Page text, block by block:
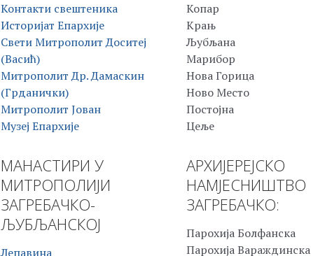
Контакти свештеника
Историјат Епархије
Свети Митрополит Доситеј
(Васић)
Митрополит Др. Дамаскин
(Грданички)
Митрополит Јован
Музеј Епархије
МАНАСТИРИ У
МИТРОПОЛИЈИ
ЗАГРЕБАЧКО-
ЉУБЉАНСКОЈ
Лепавина
Копар
Крањ
Љубљана
Марибор
Нова Горица
Ново Место
Постојна
Цеље
АРХИЈЕРЕЈСКО
НАМЈЕСНИШТВО
ЗАГРЕБАЧКО:
Парохија Болфанска
Парохија Вараждинска